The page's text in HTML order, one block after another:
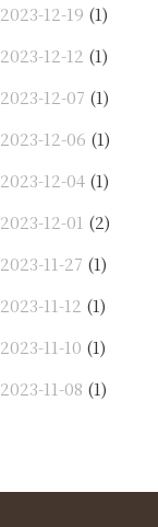
2023-12-19 (1)
2023-12-12 (1)
2023-12-07 (1)
2023-12-06 (1)
2023-12-04 (1)
2023-12-01 (2)
2023-11-27 (1)
2023-11-12 (1)
2023-11-10 (1)
2023-11-08 (1)